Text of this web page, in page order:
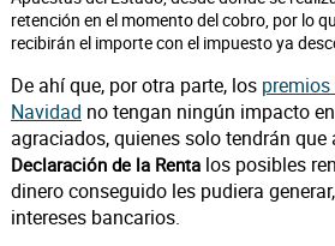
retención en el momento del cobro, por lo
recibirán el importe con el impuesto ya
De ahí que, por otra parte, los
Navidad no tengan ningún impacto
agraciados, quienes solo tendrán que
Declaración de la Rentalos posibles
dinero conseguido les pudiera
intereses bancarios.